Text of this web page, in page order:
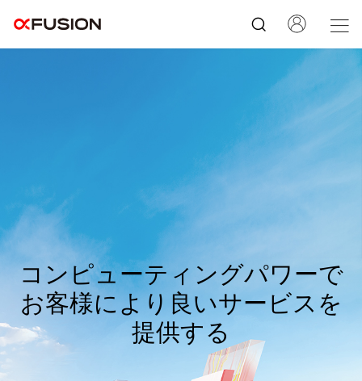
イノベーションにより、コン
ピューティング・パワーの新
たな未来を切り拓く
FusionServer V7フルシリーズサーバーで、強力なコンピューティ
ング・インフラストラクチャを構築する
コンピューティングパワーで
お客様により良いサービスを
提供する
イノベーションにより、コン
ピューティング・パワーの新
たな未来を切り拓く
FusionServer V7フルシリーズサーバーで、強力なコンピューティ
ング・インフラストラクチャを構築する
コンピューティングパワーで
お客様により良いサービスを
提供する